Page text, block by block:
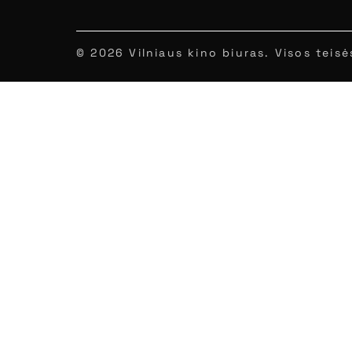
© 2026 Vilniaus kino biuras. Visos